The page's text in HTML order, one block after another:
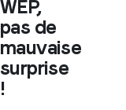
WEP,
pas de
mauvaise
surprise
!